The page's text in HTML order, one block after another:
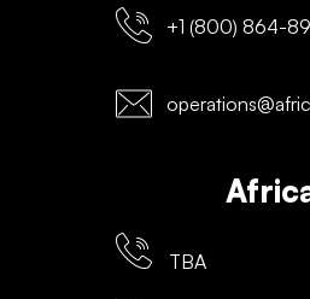
+1 (800) 864-
TBA